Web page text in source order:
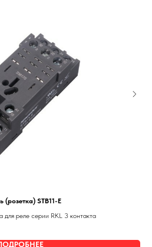
(розетка) STB11-E
для реле серии RKL 3 контакта